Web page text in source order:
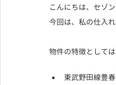
こんにちは、セゾ
今回は、私の仕入
物件の特徴として
東武野田線豊